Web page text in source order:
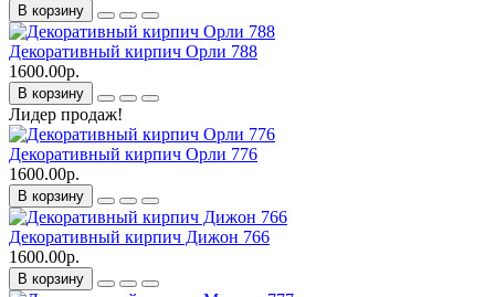
В корзину
Декоративный кирпич Орли 788
1600.00р.
В корзину
Лидер продаж!
Декоративный кирпич Орли 776
1600.00р.
В корзину
Декоративный кирпич Дижон 766
1600.00р.
В корзину